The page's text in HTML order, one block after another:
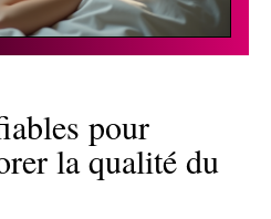
pour
la qualité du